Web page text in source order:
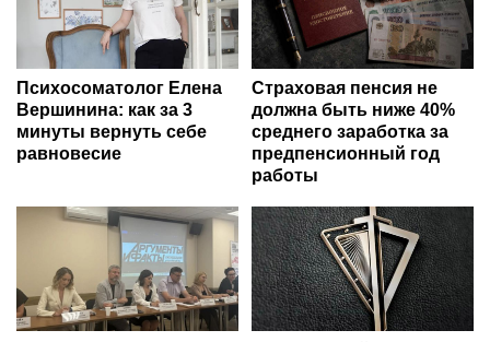
Психосоматолог Елена
Вершинина: как за 3
минуты вернуть себе
равновесие
Страховая пенсия не
должна быть ниже 40%
среднего заработка за
предпенсионный год
работы